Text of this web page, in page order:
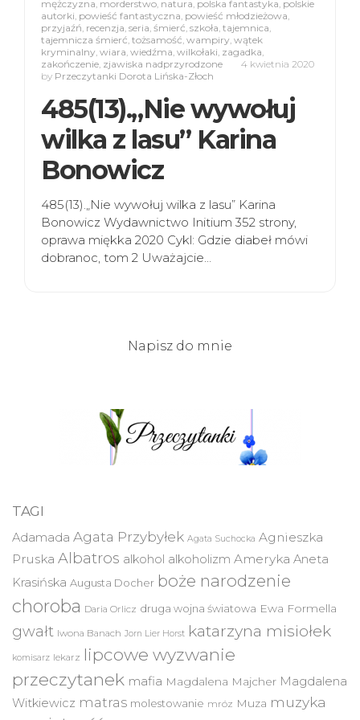
mężczyzna, morderstwo, natura, polska fantastyka, polskie
autorki, powieść fantastyczna, powieść młodzieżowa,
przyjaźń, recenzja, seria, śmierć, szkoła, tajemnica,
tajemnicza śmierć, tożsamość, wampiry, wątek
kryminalny, wiara, wiedźma, wilkołaki, zagadka,
zakończenie, zjawiska nadprzyrodzone
4 kwietnia 2020
by Przeczytanki Dorota Lińska-Złoch
485(13).„Nie wywołuj
wilka z lasu” Karina
Bonowicz
485(13).„Nie wywołuj wilka z lasu” Karina
Bonowicz Wydawnictwo Initium 352 strony,
oprawa miękka 2020 Cykl: Gdzie diabeł mówi
dobranoc, tom 2 Uważajcie…
Napisz do mnie
TAGI
Adamada Agata Przybyłek Agata Suchocka Agnieszka
Pruska Albatros alkohol alkoholizm Ameryka Aneta
Krasińska Augusta Docher boże narodzenie
choroba Daria Orlicz druga wojna światowa Ewa Formella
gwałt Iwona Banach Jorn Lier Horst katarzyna misiołek
komisarz lekarz lipcowe wyzwanie
przeczytanek mafia Magdalena Majcher Magdalena
Witkiewicz matras molestowanie mróz Muza muzyka